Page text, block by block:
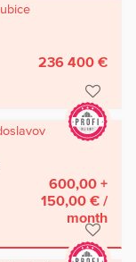
236 400 €
600,00 +
150,00 € /
month